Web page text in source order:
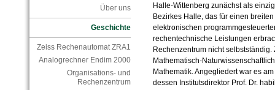
Über uns
Geschichte
Zeiss Rechenautomat ZRA1
Analogrechner Endim 2000
Organisations- und
Rechenzentrum
Halle-Wittenberg zunächst als
Bezirkes Halle, das für einen
elektronischen
rechentechnische Leistungen
Rechenzentrum nicht
Mathematisch-
Mathematik. Angegliedert war es
dessen Institutsdirektor Prof. Dr.